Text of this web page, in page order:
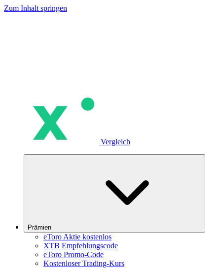
Zum Inhalt springen
Vergleich
Prämien
eToro Aktie kostenlos
XTB Empfehlungscode
eToro Promo-Code
Kostenloser Trading-Kurs